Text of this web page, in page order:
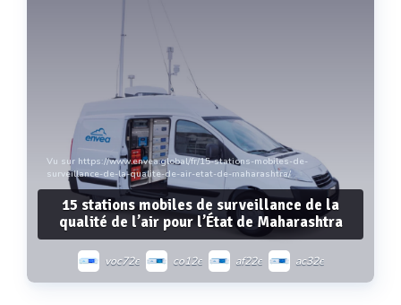
Vu sur https://www.envea.global/fr/15-stations-mobiles-de-
surveillance-de-la-qualite-de-air-etat-de-maharashtra/
15 stations mobiles de surveillance de la
qualité de l’air pour l’État de Maharashtra
voc72e co12e af22e ac32e